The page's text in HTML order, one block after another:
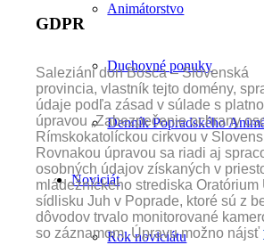
Animátorstvo
Duchovné ponuky
Denník Popradského
Noviciát
Rok noviciátu
GDPR
Saleziáni don Bosca – Slovenská
provincia, vlastník tejto domény,
údaje podľa zásad v súlade s
úpravou „Zabezpečenie ochrany
Rímskokatolíckou cirkvou v
Rovnakou úpravou sa riadi aj
osobných údajov získaných v
mládežníckeho strediska Oratórium
sídlisku Juh v Poprade, ktoré sú z
dôvodov trvalo monitorované
so záznamom. Úpravu možno nájsť